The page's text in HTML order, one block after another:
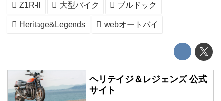
Z1R-ll 大型バイク ブルドック
Heritage&Legends webオートバイ
ヘリテイジ＆レジェンズ 公式
サイト